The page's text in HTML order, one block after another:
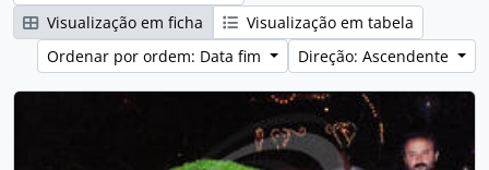
Visualização em ficha
Visualização em tabela
Ordenar por ordem: Data fim
Direção: Ascendente